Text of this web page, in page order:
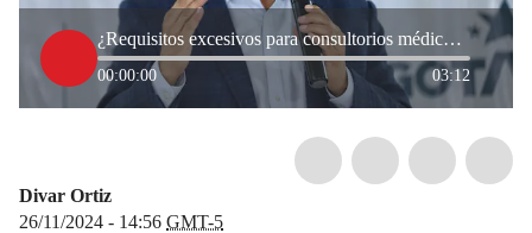
¿Requisitos excesivos para consultorios médicos? Secretario de Salud de Bogotá responde
00:00:00 03:12
Divar Ortiz
26/11/2024 - 14:56 GMT-5